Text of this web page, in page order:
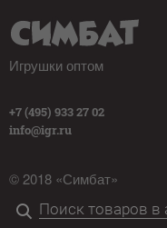
Игрушки оптом
+7 (495) 933 27 02
info@igr.ru
© 2018 «Симбат»